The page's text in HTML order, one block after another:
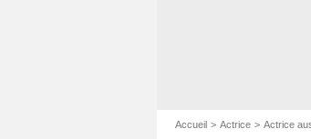
Accueil Actrice Actrice